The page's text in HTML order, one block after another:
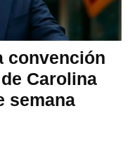
convención
Carolina
semana